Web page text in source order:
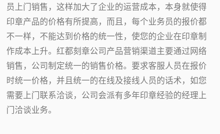
员上门销售，这样加大了企业的运营成本，本身就使得
印章产品的价格有所提高，而且，每个业务员的报价都
不一样，不能达到价格的统一性，使您的企业在印章制
作成本上升。红都刻章公司产品营销渠道主要通过网络
销售，公司制定统一的销售价格。要求客服人员在报价
时统一价格，并且统一的在线及接线人员的话术，如您
需要上门联系洽谈，公司会派有多年印章经验的经理上
门洽谈业务。